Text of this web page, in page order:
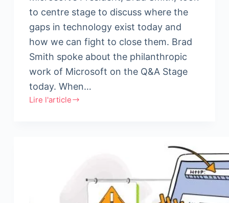
to centre stage to discuss where the
gaps in technology exist today and
how we can fight to close them. Brad
Smith spoke about the philanthropic
work of Microsoft on the Q&A Stage
today. When…
Lire l'article
Opportunity